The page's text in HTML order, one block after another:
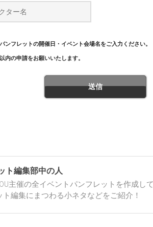
ンフレットの開催日・イベント会場名をご入力ください。
内の申請をお願いいたします。
ト編集部中の人
主催の全イベントパンフレットを作成し
ト編集にまつわる小ネタなどをご紹介！